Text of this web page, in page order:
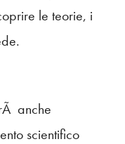
le teorie, i
anche
scientifico